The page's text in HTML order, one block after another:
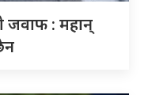
जवाफ : महान्